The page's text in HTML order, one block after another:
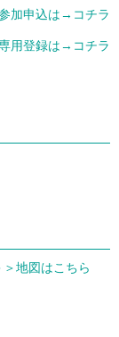
加申込は→コチラ
用登録は→コチラ
＞地図はこちら